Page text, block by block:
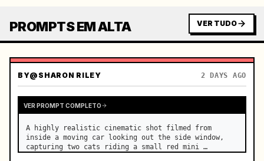
PROMPTS EM ALTA VER TUDO
BY@SHARON RILEY 2 DAYS AGO
VER PROMPT COMPLETO
A highly realistic cinematic shot filmed from
inside a moving car looking out the side window,
capturing two cats riding a small red mini